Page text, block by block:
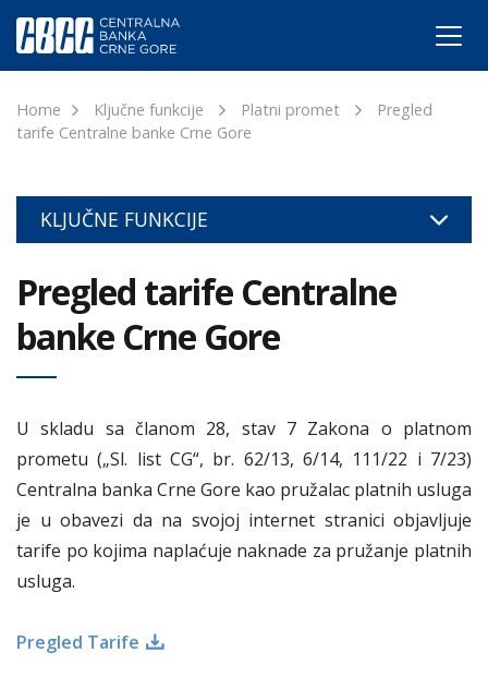
Home Ključne funkcije Platni promet
Pregled
tarife Centralne banke Crne Gore
KLJUČNE FUNKCIJE
Pregled tarife Centralne
banke Crne Gore
U skladu sa članom 28, stav 7 Zakona o platnom
prometu („Sl. list CG“, br. 62/13, 6/14, 111/22 i 7/23)
Centralna banka Crne Gore kao pružalac platnih usluga
je u obavezi da na svojoj internet stranici objavljuje
tarife po kojima naplaćuje naknade za pružanje platnih
usluga.
Pregled Tarife